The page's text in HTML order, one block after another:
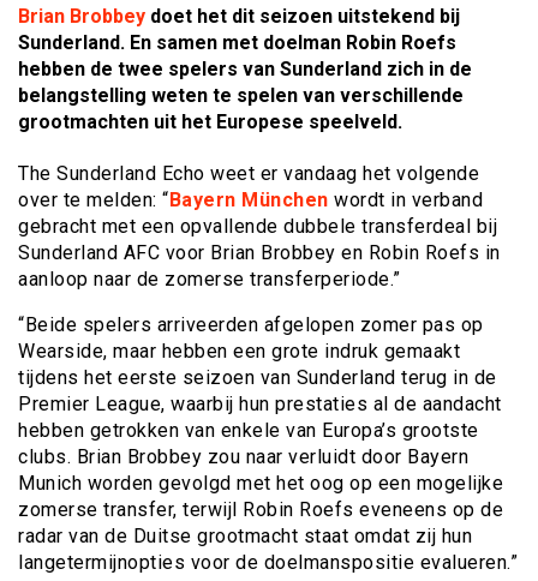
Brian Brobbey doet het dit seizoen uitstekend bij
Sunderland. En samen met doelman Robin Roefs
hebben de twee spelers van Sunderland zich in de
belangstelling weten te spelen van verschillende
grootmachten uit het Europese speelveld.
The Sunderland Echo weet er vandaag het volgende
over te melden: “Bayern München wordt in verband
gebracht met een opvallende dubbele transferdeal bij
Sunderland AFC voor Brian Brobbey en Robin Roefs in
aanloop naar de zomerse transferperiode.”
“Beide spelers arriveerden afgelopen zomer pas op
Wearside, maar hebben een grote indruk gemaakt
tijdens het eerste seizoen van Sunderland terug in de
Premier League, waarbij hun prestaties al de aandacht
hebben getrokken van enkele van Europa’s grootste
clubs. Brian Brobbey zou naar verluidt door Bayern
Munich worden gevolgd met het oog op een mogelijke
zomerse transfer, terwijl Robin Roefs eveneens op de
radar van de Duitse grootmacht staat omdat zij hun
langetermijnopties voor de doelmanspositie evalueren.”